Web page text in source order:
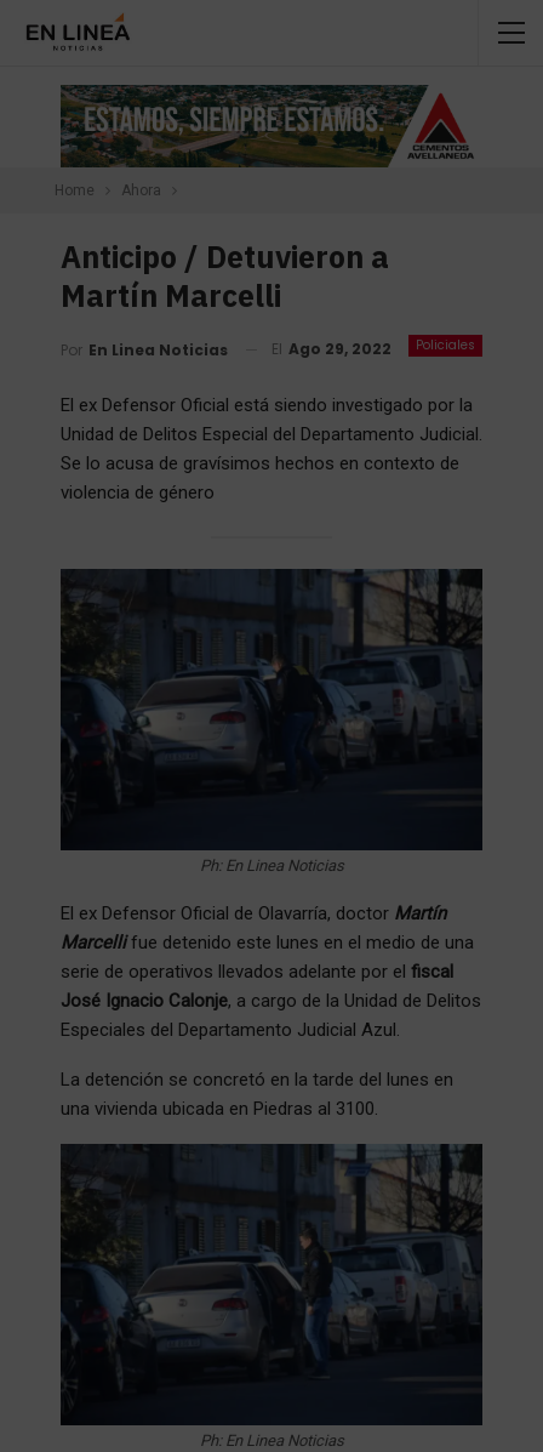
Home Ahora
Anticipo / Detuvieron a
Martín Marcelli
Policiales
Por En Linea Noticias El Ago 29, 2022
El ex Defensor Oficial está siendo investigado por la
Unidad de Delitos Especial del Departamento Judicial.
Se lo acusa de gravísimos hechos en contexto de
violencia de género
Ph: En Linea Noticias
El ex Defensor Oficial de Olavarría, doctor Martín
Marcelli fue detenido este lunes en el medio de una
serie de operativos llevados adelante por el fiscal
José Ignacio Calonje, a cargo de la Unidad de Delitos
Especiales del Departamento Judicial Azul.
La detención se concretó en la tarde del lunes en
una vivienda ubicada en Piedras al 3100.
Ph: En Linea Noticias